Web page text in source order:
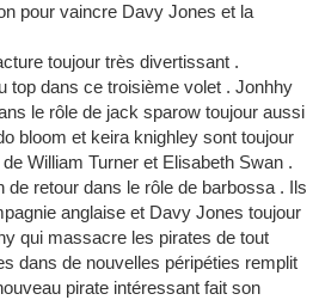
pour vaincre Davy Jones et la
toujour très divertissant .
top dans ce troisième volet . Jonhhy
le rôle de jack sparow toujour aussi
bloom et keira knighley sont toujour
William Turner et Elisabeth Swan .
retour dans le rôle de barbossa . Ils
anglaise et Davy Jones toujour
qui massacre les pirates de tout
dans de nouvelles péripéties remplit
pirate intéressant fait son